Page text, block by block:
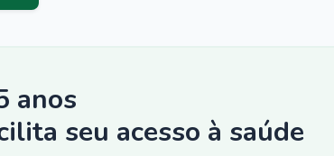
anos
seu acesso à saúde